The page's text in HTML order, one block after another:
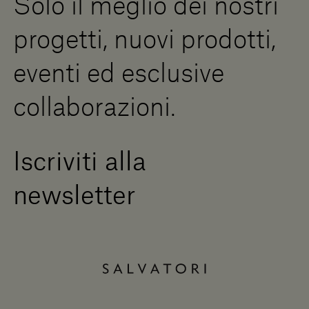
Press Area
Solo il meglio dei nostri
progetti, nuovi prodotti,
eventi ed esclusive
collaborazioni.
Iscriviti alla
newsletter